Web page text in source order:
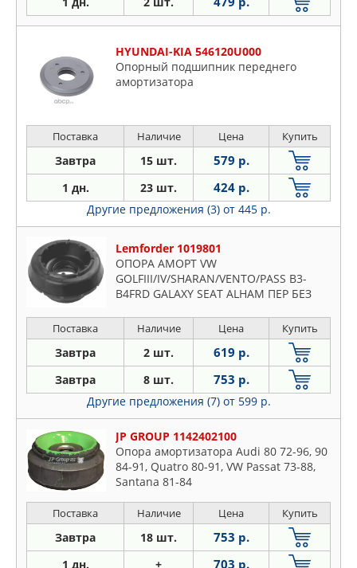
HYUNDAI-KIA 546120U000
Опорный подшипник переднего
амортизатора
Поставка Наличие Цена Купить
Завтра 15 шт. 579 р.
1 дн. 23 шт. 424 р.
Другие предложения (3) от 445 р.
Lemforder 1019801
ОПОРА АМОРТ VW
GOLFIII/IV/SHARAN/VENTO/PASS B3-
B4FRD GALAXY SEAT ALHAM ПЕР БЕЗ
Поставка Наличие Цена Купить
Завтра 2 шт. 619 р.
Завтра 8 шт. 753 р.
Другие предложения (7) от 599 р.
JP GROUP 1142402100
Опора амортизатора Audi 80 72-96, 90
84-91, Quatro 80-91, VW Passat 73-88,
Santana 81-84
Поставка Наличие Цена Купить
Завтра 18 шт. 753 р.
1 дн. + 703 р.